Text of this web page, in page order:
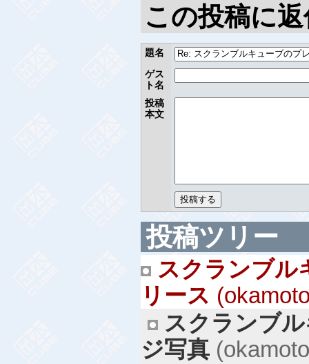
この投稿に
題名
ゲス
ト名
投稿
本文
投稿ツリー
スクランブル
リース
スクランブ
ジ写真